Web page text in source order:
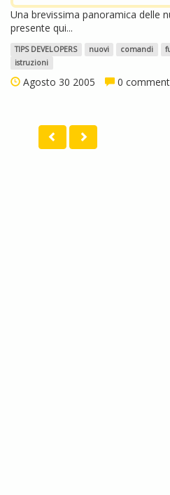
Una brevissima panoramica delle
presente qui...
TIPS DEVELOPERS nuovi comandi
istruzioni
Agosto 30 2005 0